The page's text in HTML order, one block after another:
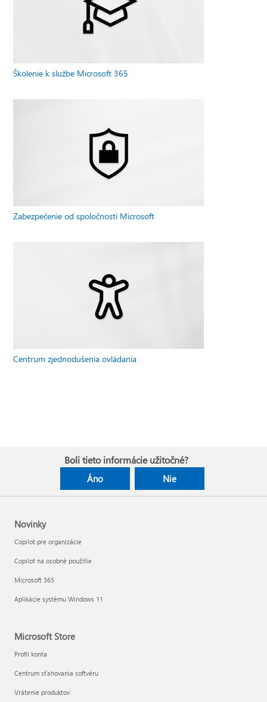
Školenie k službe Microsoft 365
Zabezpečenie od spoločnosti Microsoft
Centrum zjednodušenia ovládania
Boli tieto informácie užitočné?
Áno Nie
Novinky
Copilot pre organizácie
Copilot na osobné použitie
Microsoft 365
Aplikácie systému Windows 11
Microsoft Store
Profil konta
Centrum sťahovania softvéru
Vrátenie produktov